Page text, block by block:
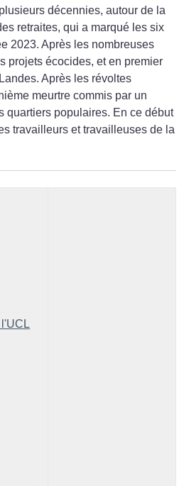
décennies, autour de la
retraites, qui a marqué les six
2023. Après les nombreuses
projets écocides, et en premier
Après les révoltes
meurtre commis par un
quartiers populaires. En ce début
travailleurs et travailleuses de la